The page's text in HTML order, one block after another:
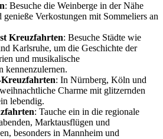
: Besuche die Weinberge in der Nähe
Verkostungen mit Sommeliers an
Kreuzfahrten: Besuche Städte wie
Karlsruhe, um die Geschichte der
und musikalische
kennenzulernen.
: In Nürnberg, Köln und
Charme mit glitzernden
lebendig.
: Tauche ein in die regionale
Marktausflügen und
besonders in Mannheim und